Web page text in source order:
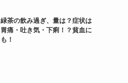
緑茶の飲み過ぎ、量は？症状は
胃痛・吐き気・下痢！？貧血に
も！